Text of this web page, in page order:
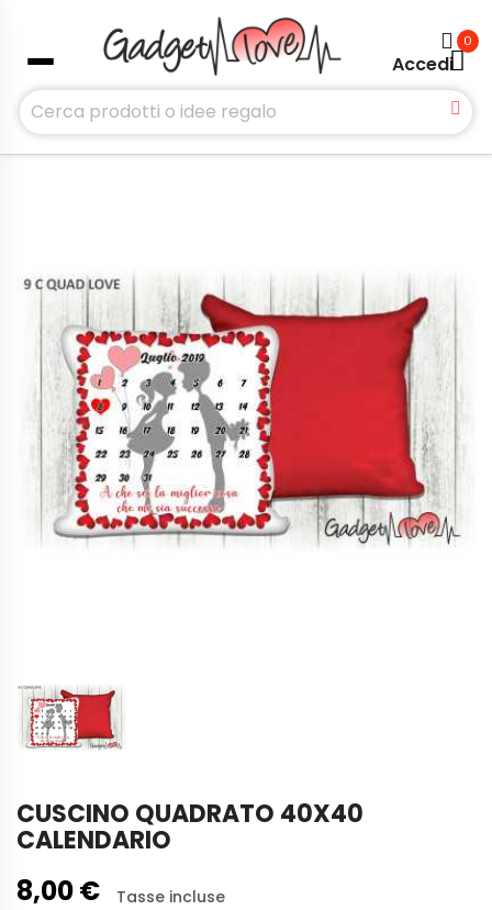
Accedi
0
CUSCINO QUADRATO 40X40
CALENDARIO
8,00 € Tasse incluse